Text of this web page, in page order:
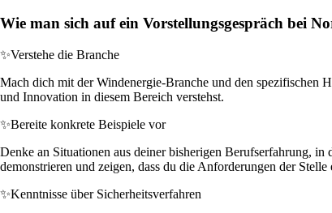
Wie man sich auf ein Vorstellungsgespräch bei
✨Verstehe die Branche
Mach dich mit der Windenergie-Branche und den spezifischen
und Innovation in diesem Bereich verstehst.
✨Bereite konkrete Beispiele vor
Denke an Situationen aus deiner bisherigen Berufserfahrung,
demonstrieren und zeigen, dass du die Anforderungen der Stelle
✨Kenntnisse über Sicherheitsverfahren